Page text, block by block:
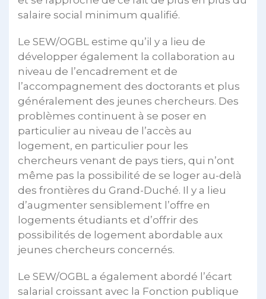
salaire social minimum qualifié.
Le SEW/OGBL estime qu’il y a lieu de
développer également la collaboration au
niveau de l’encadrement et de
l’accompagnement des doctorants et plus
généralement des jeunes chercheurs. Des
problèmes continuent à se poser en
particulier au niveau de l’accès au
logement, en particulier pour les
chercheurs venant de pays tiers, qui n’ont
même pas la possibilité de se loger au-delà
des frontières du Grand-Duché. Il y a lieu
d’augmenter sensiblement l’offre en
logements étudiants et d’offrir des
possibilités de logement abordable aux
jeunes chercheurs concernés.
Le SEW/OGBL a également abordé l’écart
salarial croissant avec la Fonction publique